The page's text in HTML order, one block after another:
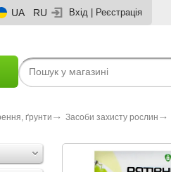
UA RU Вхід Реєстрація
ґрунти Засоби захисту рослин